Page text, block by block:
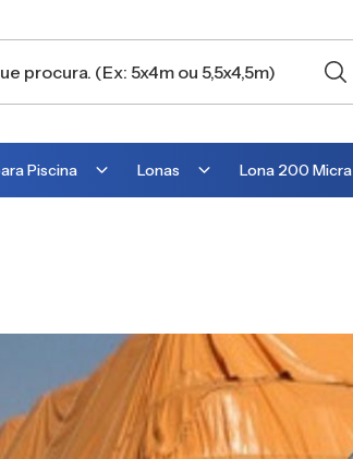
Piscina Lonas
Lona para Barraca
Lona para Camping
Lona para Estufa
Lona 200 Micra